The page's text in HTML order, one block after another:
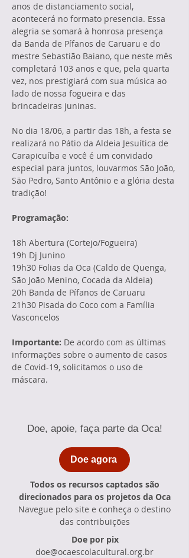
anos de distanciamento social,
acontecerá no formato presencia. Essa
alegria se somará à honrosa presença
da Banda de Pífanos de Caruaru e do
mestre Sebastião Baiano, que neste mês
completará 103 anos e que, pela quarta
vez, nos prestigiará com sua música ao
lado de nossa fogueira e das
brincadeiras juninas.
No dia 18/06, a partir das 18h, a festa se
realizará no Pátio da Aldeia Jesuítica de
Carapicuíba e você é um convidado
especial para juntos, louvarmos São João,
São Pedro, Santo Antônio e a glória desta
tradição!
Programação:
18h Abertura (Cortejo/Fogueira)
19h Dj Junino
19h30 Folias da Oca (Caldo de Quenga,
São João Menino, Cocada da Aldeia)
20h Banda de Pífanos de Caruaru
21h30 Pisada do Coco com a Família
Vasconcelos
Importante: De acordo com as últimas
informações sobre o aumento de casos
de Covid-19, solicitamos o uso de
máscara.
Doe, apoie, faça parte da Oca!
Doe agora
Todos os recursos captados são
direcionados para os projetos da Oca
Navegue pelo site e conheça o destino
das contribuições
Doe por pix
doe@ocaescolacultural.org.br